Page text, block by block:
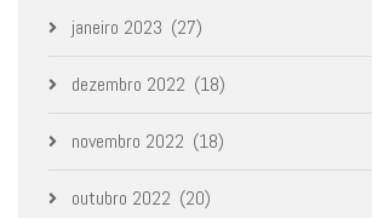
janeiro 2023 (27)
dezembro 2022 (18)
novembro 2022 (18)
outubro 2022 (20)